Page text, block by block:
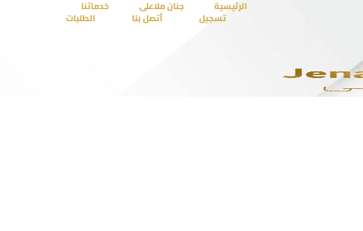
الرئيسية جنان ملاعلى خدماتنا
تسجيل أتصل بنا الطلبات